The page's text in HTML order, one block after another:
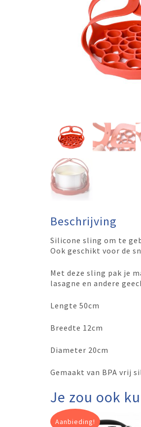
Beschrijving
Silicone sling om te
Ook geschikt voor de
Met deze sling pak je
lasagne en andere
Lengte 50cm
Breedte 12cm
Diameter 20cm
Gemaakt van BPA vrij
Je zou ook
Aanbieding!